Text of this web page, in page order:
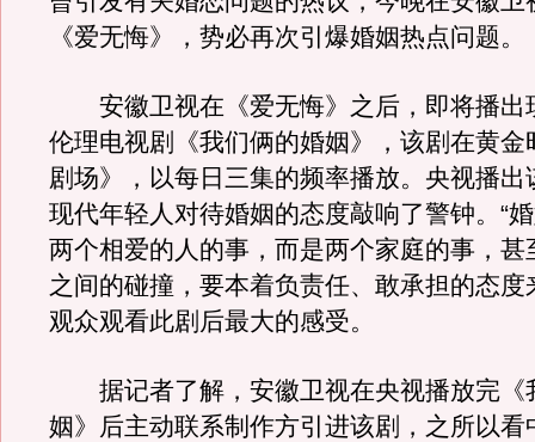
《爱无悔》，势必再次引爆婚姻热点问题。
安徽卫视在《爱无悔》之后，即将播出
伦理电视剧《我们俩的婚姻》，该剧在黄金
剧场》，以每日三集的频率播放。央视播出
现代年轻人对待婚姻的态度敲响了警钟。“
两个相爱的人的事，而是两个家庭的事，甚
之间的碰撞，要本着负责任、敢承担的态度
观众观看此剧后最大的感受。
据记者了解，安徽卫视在央视播放完《
姻》后主动联系制作方引进该剧，之所以看